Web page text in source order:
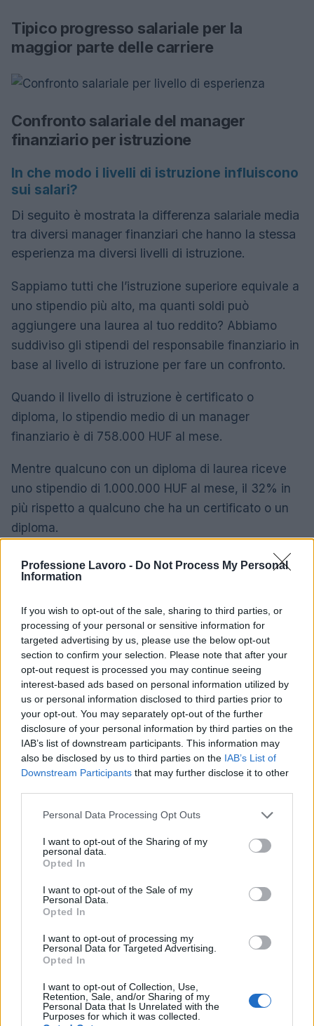
Professione Lavoro - Do Not Process My Personal
Information
If you wish to opt-out of the sale, sharing to third parties, or
processing of your personal or sensitive information for
targeted advertising by us, please use the below opt-out
section to confirm your selection. Please note that after your
opt-out request is processed you may continue seeing
interest-based ads based on personal information utilized by
us or personal information disclosed to third parties prior to
your opt-out. You may separately opt-out of the further
disclosure of your personal information by third parties on the
IAB’s list of downstream participants. This information may
also be disclosed by us to third parties on the IAB’s List of
Downstream Participants that may further disclose it to other
Please note that this website/app uses one or more Google
not limited to your visit or usage behaviour. You may click to
grant or deny consent to Google and its third-party tags to
use your data for below specified purposes in below Google
consent section.
Personal Data Processing Opt Outs
I want to opt-out of the Sharing of my
personal data.
Opted In
I want to opt-out of the Sale of my
Personal Data.
Opted In
I want to opt-out of processing my
Personal Data for Targeted Advertising.
Opted In
I want to opt-out of Collection, Use,
Retention, Sale, and/or Sharing of my
Personal Data that Is Unrelated with the
Purposes for which it was collected.
Tipico progresso salariale per la
maggior parte delle carriere
Confronto salariale del manager
finanziario per istruzione
In che modo i livelli di istruzione influiscono
sui salari?
Di seguito è mostrata la differenza salariale media
tra diversi manager finanziari che hanno la stessa
esperienza ma diversi livelli di istruzione.
Sappiamo tutti che l’istruzione superiore equivale a
uno stipendio più alto, ma quanti soldi può
aggiungere una laurea al tuo reddito? Abbiamo
suddiviso gli stipendi del responsabile finanziario in
base al livello di istruzione per fare un confronto.
Quando il livello di istruzione è certificato o
diploma, lo stipendio medio di un manager
finanziario è di 758.000 HUF al mese.
Mentre qualcuno con un diploma di laurea riceve
uno stipendio di 1.000.000 HUF al mese, il 32% in
più rispetto a qualcuno che ha un certificato o un
diploma.
Un Master riceve al suo titolare uno stipendio
medio di 1.370.000 HUF al mese, il 37% in più
Differenza di stipendio medio del
responsabile finanziario per livello di
istruzione in Ungheria
Certificato o Diploma
758.000
HUF
Laurea triennale + 32%
1.000.000
HUF
valore precedente
perseguire l’istruzione superiore?
programma post-laurea inUngheria
costa da
2.470.000 fiorini (s) a
circa due anni. Questo è un bel investimento.
Non puoi davvero aspettarti alcun aumento di